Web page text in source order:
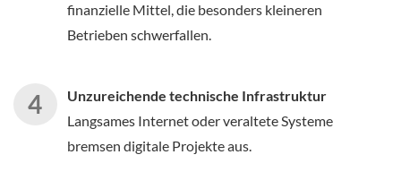
finanzielle Mittel, die besonders kleineren
Betrieben schwerfallen.
Unzureichende technische Infrastruktur
Langsames Internet oder veraltete Systeme
bremsen digitale Projekte aus.